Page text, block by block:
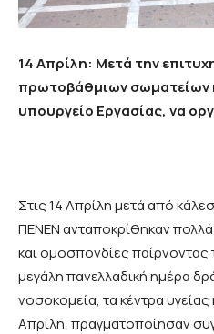
14 Απρίλη: Μετά την
πρωτοβάθμιων σωματείων
υπουργείο Εργασίας, να
Στις 14 Απρίλη μετά από
ΠΕΝΕΝ ανταποκρίθηκαν
και ομοσπονδίες παίρνοντας
μεγάλη πανελλαδική ημέρα
νοσοκομεία, τα κέντρα υγείας
Απρίλη, πραγματοποίησαν